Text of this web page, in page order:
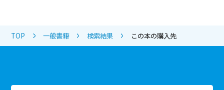
TOP 一般書籍 検索結果 この本の購入先